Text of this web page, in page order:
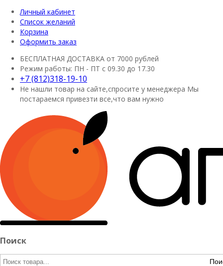
Личный кабинет
Список желаний
Корзина
Оформить заказ
БЕСПЛАТНАЯ ДОСТАВКА от 7000 рублей
Режим работы: ПН - ПТ с 09.30 до 17.30
+7 (812)318-19-10
Не нашли товар на сайте,спросите у менеджера Мы
постараемся привезти все,что вам нужно
Поиск